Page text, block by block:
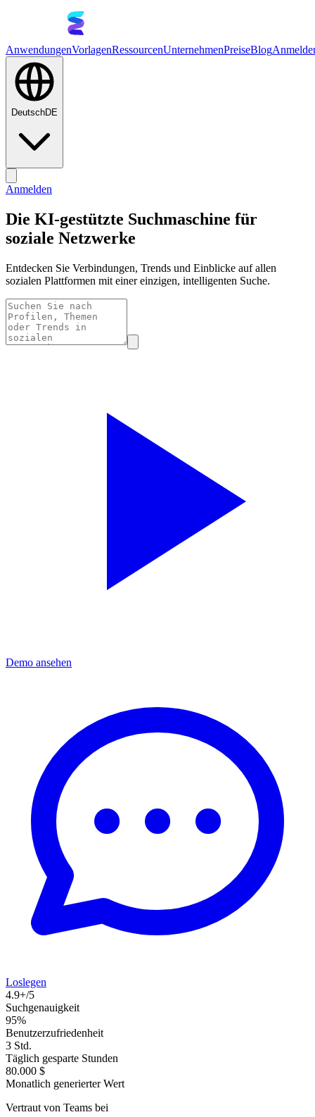
AnwendungenVorlagenRessourcenUnternehmenPreiseBlog
DeutschDE
Anmelden
Die KI-gestützte Suchmaschine für
soziale Netzwerke
Entdecken Sie Verbindungen, Trends und Einblicke auf allen
sozialen Plattformen mit einer einzigen, intelligenten Suche.
Demo ansehen
Loslegen
4.9+/5
Suchgenauigkeit
95%
Benutzerzufriedenheit
3 Std.
Täglich gesparte Stunden
80.000 $
Monatlich generierter Wert
Vertraut von Teams bei